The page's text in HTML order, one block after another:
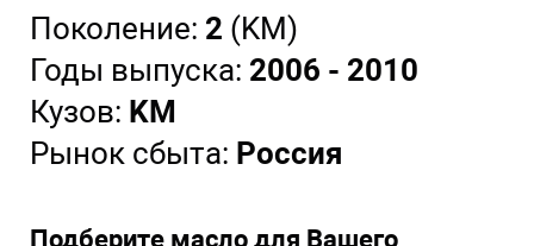
Поколение: 2 (KM)
Годы выпуска: 2006 - 2010
Кузов: KM
Рынок сбыта: Россия
Подберите масло для Вашего